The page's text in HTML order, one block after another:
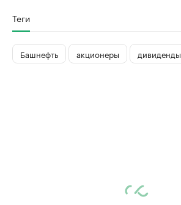
Теги
Башнефть акционеры дивиденды